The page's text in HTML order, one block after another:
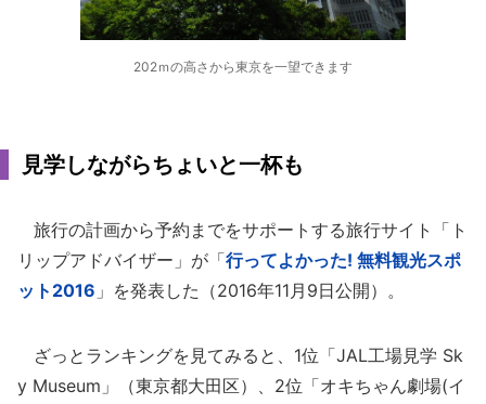
202ｍの高さから東京を一望できます
見学しながらちょいと一杯も
旅行の計画から予約までをサポートする旅行サイト「ト
リップアドバイザー」が「行ってよかった! 無料観光スポ
ット2016 」を発表した（2016年11月9日公開）。
ざっとランキングを見てみると、1位「JAL工場見学 Sk
y Museum」（東京都大田区）、2位「オキちゃん劇場(イ